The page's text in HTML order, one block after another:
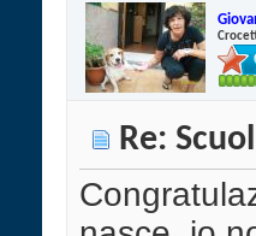
Re: